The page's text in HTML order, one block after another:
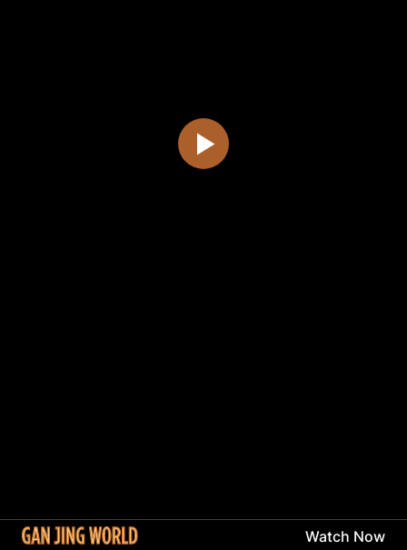
Watch Now